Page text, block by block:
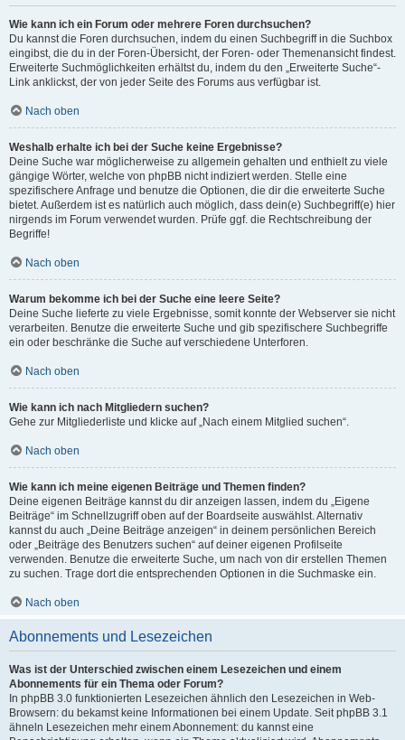
Wie kann ich ein Forum oder mehrere Foren durchsuchen?
Du kannst die Foren durchsuchen, indem du einen Suchbegriff in die Suchbox
eingibst, die du in der Foren-Übersicht, der Foren- oder Themenansicht findest.
Erweiterte Suchmöglichkeiten erhältst du, indem du den „Erweiterte Suche“-
Link anklickst, der von jeder Seite des Forums aus verfügbar ist.
Nach oben
Weshalb erhalte ich bei der Suche keine Ergebnisse?
Deine Suche war möglicherweise zu allgemein gehalten und enthielt zu viele
gängige Wörter, welche von phpBB nicht indiziert werden. Stelle eine
spezifischere Anfrage und benutze die Optionen, die dir die erweiterte Suche
bietet. Außerdem ist es natürlich auch möglich, dass dein(e) Suchbegriff(e) hier
nirgends im Forum verwendet wurden. Prüfe ggf. die Rechtschreibung der
Begriffe!
Nach oben
Warum bekomme ich bei der Suche eine leere Seite?
Deine Suche lieferte zu viele Ergebnisse, somit konnte der Webserver sie nicht
verarbeiten. Benutze die erweiterte Suche und gib spezifischere Suchbegriffe
ein oder beschränke die Suche auf verschiedene Unterforen.
Nach oben
Wie kann ich nach Mitgliedern suchen?
Gehe zur Mitgliederliste und klicke auf „Nach einem Mitglied suchen“.
Nach oben
Wie kann ich meine eigenen Beiträge und Themen finden?
Deine eigenen Beiträge kannst du dir anzeigen lassen, indem du „Eigene
Beiträge“ im Schnellzugriff oben auf der Boardseite auswählst. Alternativ
kannst du auch „Deine Beiträge anzeigen“ in deinem persönlichen Bereich
oder „Beiträge des Benutzers suchen“ auf deiner eigenen Profilseite
verwenden. Benutze die erweiterte Suche, um nach von dir erstellen Themen
zu suchen. Trage dort die entsprechenden Optionen in die Suchmaske ein.
Nach oben
Abonnements und Lesezeichen
Was ist der Unterschied zwischen einem Lesezeichen und einem
Abonnements für ein Thema oder Forum?
In phpBB 3.0 funktionierten Lesezeichen ähnlich den Lesezeichen in Web-
Browsern: du bekamst keine Informationen bei einem Update. Seit phpBB 3.1
ähneln Lesezeichen mehr einem Abonnement: du kannst eine